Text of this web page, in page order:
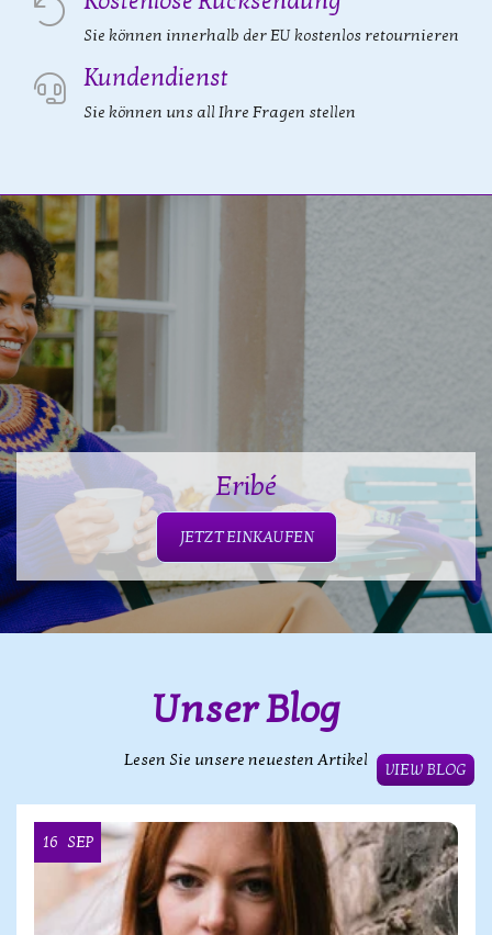
Sie können innerhalb der EU kostenlos retournieren
Kundendienst
Sie können uns all Ihre Fragen stellen
Eribé
JETZT EINKAUFEN
Unser Blog
Lesen Sie unsere neuesten Artikel
VIEW BLOG
16 SEP